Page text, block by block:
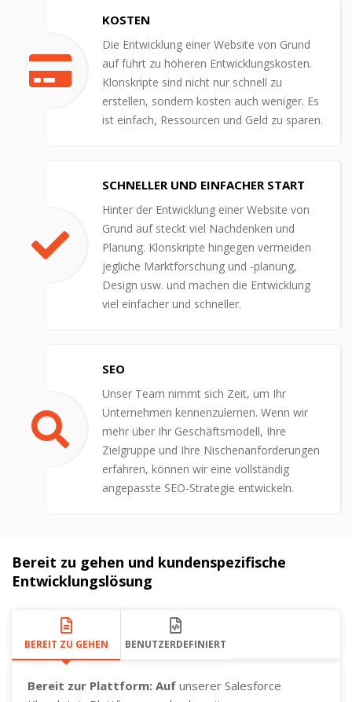
KOSTEN
Die Entwicklung einer Website von Grund
auf führt zu höheren Entwicklungskosten.
Klonskripte sind nicht nur schnell zu
erstellen, sondern kosten auch weniger. Es
ist einfach, Ressourcen und Geld zu sparen.
SCHNELLER UND EINFACHER START
Hinter der Entwicklung einer Website von
Grund auf steckt viel Nachdenken und
Planung. Klonskripte hingegen vermeiden
jegliche Marktforschung und -planung,
Design usw. und machen die Entwicklung
viel einfacher und schneller.
SEO
Unser Team nimmt sich Zeit, um Ihr
Unternehmen kennenzulernen. Wenn wir
mehr über Ihr Geschäftsmodell, Ihre
Zielgruppe und Ihre Nischenanforderungen
erfahren, können wir eine vollständig
angepasste SEO-Strategie entwickeln.
Bereit zu gehen und kundenspezifische
Entwicklungslösung
BEREIT ZU GEHEN BENUTZERDEFINIERT
Bereit zur Plattform: Auf unserer Salesforce